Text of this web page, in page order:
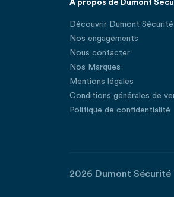
A propos de Dumont
Découvrir Dumont Sécurité
Nos engagements
Nous contacter
Nos Marques
Mentions légales
Conditions générales de
Politique de confidentialité
2026 Dumont Sécurité